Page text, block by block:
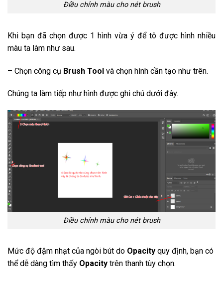
Điều chỉnh màu cho nét brush
Khi bạn đã chọn được 1 hình vừa ý để tô được hình nhiều
màu ta làm như sau.
– Chọn công cụ Brush Tool và chọn hình cần tạo như trên.
Chúng ta làm tiếp như hình được ghi chú dưới đây.
Điều chỉnh màu cho nét brush
Mức độ đậm nhạt của ngòi bút do Opacity quy định, bạn có
thể dễ dàng tìm thấy Opacity trên thanh tùy chọn.